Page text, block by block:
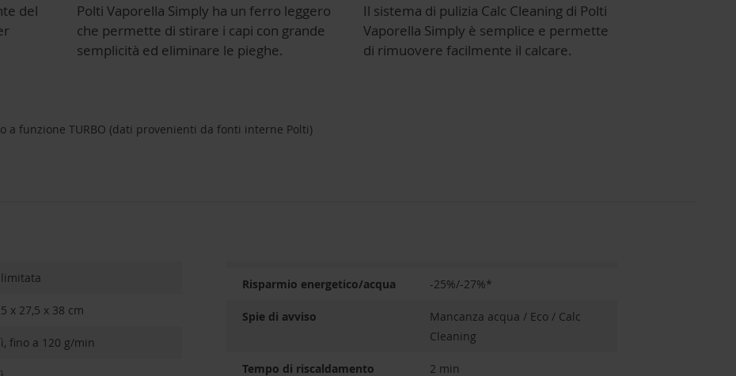
del
Polti Vaporella Simply ha un ferro leggero
che permette di stirare i capi con grande
semplicità ed eliminare le pieghe.
Il sistema di pulizia Calc Cleaning di Polti
Vaporella Simply è semplice e permette
di rimuovere facilmente il calcare.
a funzione TURBO (dati provenienti da fonti interne Polti)
x 27,5 x 38 cm
fino a 120 g/min
Risparmio energetico/acqua -25%/-27%*
Spie di avviso
Mancanza acqua / Eco / Calc
Cleaning
Tempo di riscaldamento 2 min